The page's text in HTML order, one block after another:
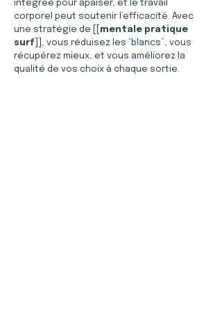
intégrée pour apaiser, et le travail
corporel peut soutenir l’efficacité. Avec
une stratégie de [[ mentale pratique
surf ]], vous réduisez les “blancs”, vous
récupérez mieux, et vous améliorez la
qualité de vos choix à chaque sortie.